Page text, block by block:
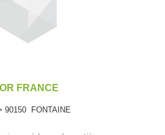
FRANCE
90150 FONTAINE